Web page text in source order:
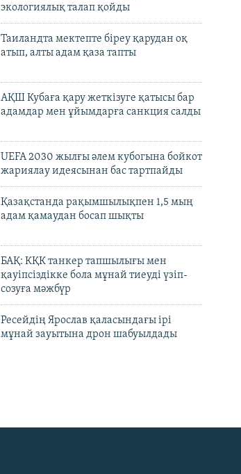
экологиялық талап қойды
Таиландта мектепте біреу қарудан оқ
атып, алты адам қаза тапты
АҚШ Кубаға қару жеткізуге қатысы бар
адамдар мен ұйымдарға санкция салды
UEFA 2030 жылғы әлем кубогына бойкот
жариялау идеясынан бас тартпайды
Қазақстанда рақымшылықпен 1,5 мың
адам қамаудан босап шықты
БАҚ: КҚК танкер тапшылығы мен
қауіпсіздікке бола мұнай тиеуді үзіп-
созуға мәжбүр
Ресейдің Ярослав қаласындағы ірі
мұнай зауытына дрон шабуылдады